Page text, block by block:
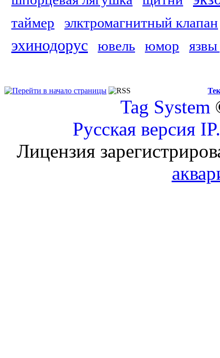
таймер элктромагнитный клапан
эхинодорус ювель юмор
Tag System
Русская версия
Лицензия